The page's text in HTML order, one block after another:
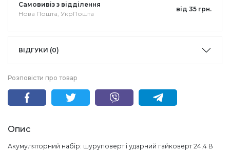
Самовивіз з відділення
Нова Пошта, УкрПошта
від 35 грн.
ВІДГУКИ (0)
Розповісти про товар
Опис
Акумуляторний набір: шуруповерт і ударний гайковерт 24,4 В